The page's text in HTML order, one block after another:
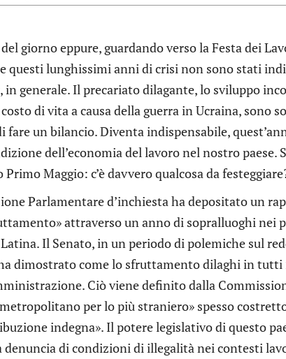
giorno eppure, guardando verso la Festa dei
questi lunghissimi anni di crisi non sono stati
in generale. Il precariato dilagante, lo sviluppo
di vita a causa della guerra in Ucraina, sono
un bilancio. Diventa indispensabile,
dell’economia del lavoro nel nostro paese.
Maggio: c’è davvero qualcosa da
Parlamentare d’inchiesta ha depositato un
attraverso un anno di sopralluoghi nei
Il Senato, in un periodo di polemiche sul
dimostrato come lo sfruttamento dilaghi in
Ciò viene definito dalla
per lo più straniero» spesso
indegna». Il potere legislativo di questo
di condizioni di illegalità nei contesti